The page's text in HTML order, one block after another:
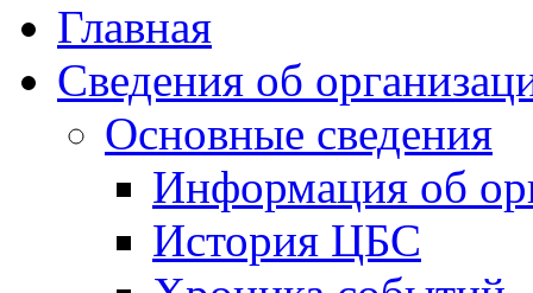
Главная
Сведения об
Основные сведения
Информация об
История ЦБС